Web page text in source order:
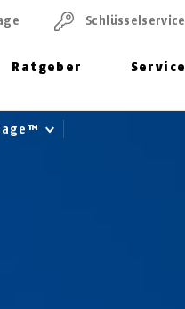
Ratgeber Service
Schlüssel­service